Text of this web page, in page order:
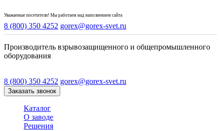
Уважаемые посетители! Мы работаем над наполнением сайта
8 (800) 350 4252 gorex@gorex-svet.ru
Производитель взрывозащищенного и общепромышленного
оборудования
8 (800) 350 4252 gorex@gorex-svet.ru
Заказать звонок
Каталог
О заводе
Решения